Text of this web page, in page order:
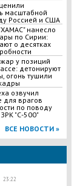
масштабной
Россией и США
нанесло
по Сирии:
о десятках
у позиций
детонируют
огонь тушили
озвучил
для врагов
по поводу
"С-500"
ВСЕ НОВОСТИ »
23:22